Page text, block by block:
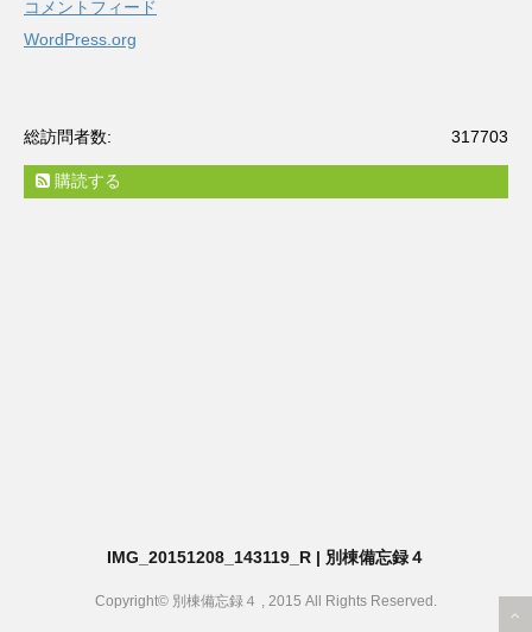
コメントフィード
WordPress.org
317703
総訪問者数:
購読する
IMG_20151208_143119_R | 別棟備忘録４
Copyright© 別棟備忘録４ , 2015 All Rights Reserved.